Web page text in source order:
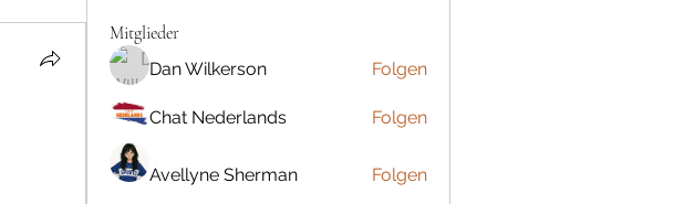
Mitglieder
Dan Wilkerson Folgen
Chat Nederlands Folgen
Avellyne Sherman Folgen